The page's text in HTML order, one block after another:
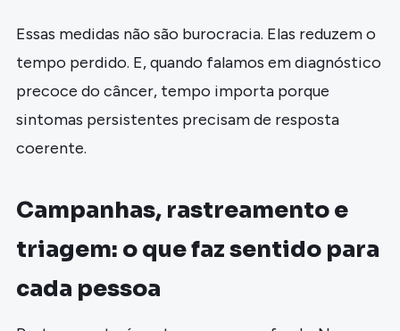
Essas medidas não são burocracia. Elas reduzem o
tempo perdido. E, quando falamos em diagnóstico
precoce do câncer, tempo importa porque
sintomas persistentes precisam de resposta
coerente.
Campanhas, rastreamento e
triagem: o que faz sentido para
cada pessoa